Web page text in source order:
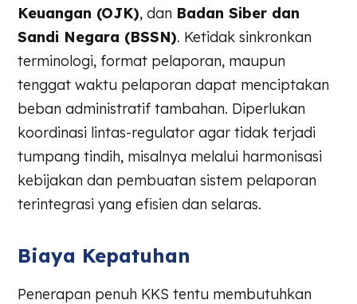
Keuangan (OJK), dan Badan Siber dan
Sandi Negara (BSSN). Ketidak sinkronkan
terminologi, format pelaporan, maupun
tenggat waktu pelaporan dapat menciptakan
beban administratif tambahan. Diperlukan
koordinasi lintas-regulator agar tidak terjadi
tumpang tindih, misalnya melalui harmonisasi
kebijakan dan pembuatan sistem pelaporan
terintegrasi yang efisien dan selaras.
Biaya Kepatuhan
Penerapan penuh KKS tentu membutuhkan